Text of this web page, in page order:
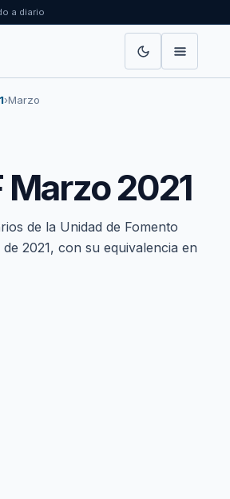
a diario
›Marzo
Marzo 2021
de la Unidad de Fomento
2021, con su equivalencia en